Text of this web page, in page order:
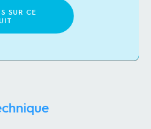
SUR CE